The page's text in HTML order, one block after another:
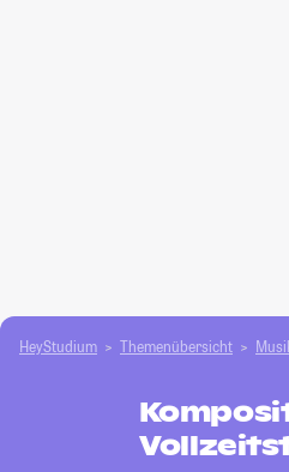
HeyStudium Themenübersicht